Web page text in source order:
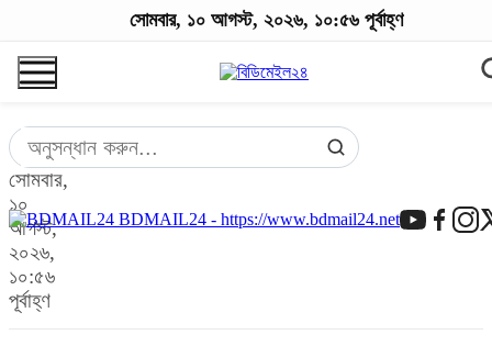
সোমবার,
১০
আগস্ট,
২০২৬,
১০:৫৬
পূর্বাহ্ণ
BDMAIL24 - https://www.bdmail24.net
সোমবার, ১০ আগস্ট, ২০২৬, ১০:৫৬ পূর্বাহ্ণ